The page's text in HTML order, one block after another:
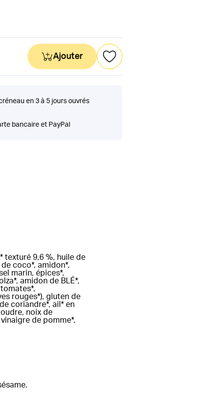
Ajouter
en 3 à 5 jours ouvrés
bancaire et PayPal
texturé 9,6 %, huile de
coco*, amidon*,
marin, épices*,
amidon de BLÉ*,
rouges*), gluten de
coriandre*, ail* en
noix de
de pomme*,